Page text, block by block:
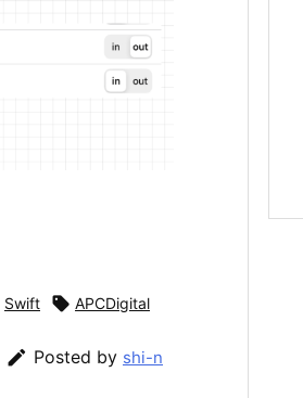
Swift  APCDigital
 Posted by shi-n